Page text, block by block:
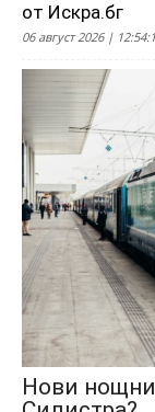
от Искра.бг
06 август 2026 |
Нови